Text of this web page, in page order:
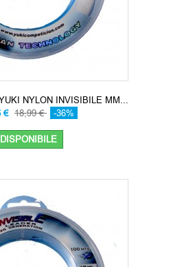
NYLON INVISIBILE MM...
€ 18,99 € -36%
DISPONIBILE